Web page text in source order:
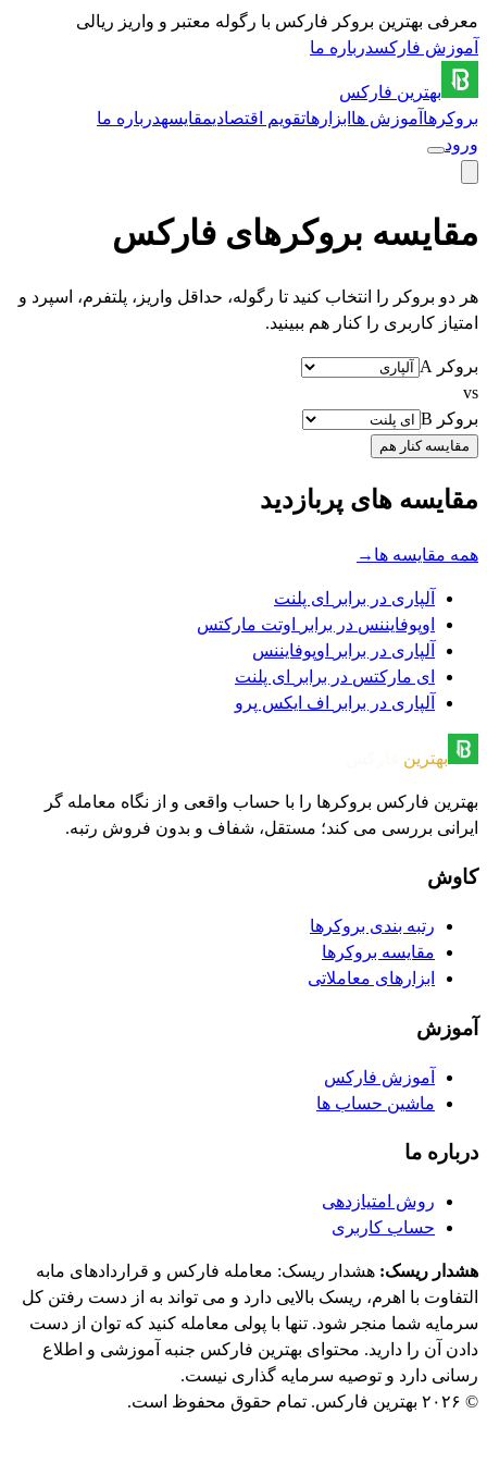
معرفی بهترین بروکر فارکس با رگوله معتبر و واریز ریالی
آموزش فارکسدرباره ما
بهترین فارکس
بروکرها آموزش ها ابزارهاتقویم اقتصادیمقایسهدرباره ما
ورود
مقایسه بروکرهای فارکس
هر دو بروکر را انتخاب کنید تا رگوله، حداقل واریز، پلتفرم، اسپرد و
امتیاز کاربری را کنار هم ببینید.
بروکر A
vs
بروکر B
مقایسه کنار هم
مقایسه های پربازدید
همه مقایسه ها →
آلپاری در برابر
ای پلنت
اوپوفایننس در برابر
اوتت مارکتس
آلپاری در برابر
اوپوفایننس
ای مارکتس در برابر
ای پلنت
آلپاری در برابر اف ایکس پرو
بهترین
بهترین فارکس بروکرها را با حساب واقعی و از نگاه معامله گر
ایرانی بررسی می کند؛ مستقل، شفاف و بدون فروش رتبه.
کاوش
رتبه بندی بروکرها
مقایسه بروکرها
ابزارهای معاملاتی
آموزش
آموزش فارکس
ماشین حساب ها
درباره ما
روش امتیازدهی
حساب کاربری
هشدار ریسک: هشدار ریسک: معامله فارکس و قراردادهای مابه
التفاوت با اهرم، ریسک بالایی دارد و می تواند به از دست رفتن کل
سرمایه شما منجر شود. تنها با پولی معامله کنید که توان از دست
دادن آن را دارید. محتوای بهترین فارکس جنبه آموزشی و اطلاع
رسانی دارد و توصیه سرمایه گذاری نیست.
© ۲۰۲۶ بهترین فارکس. تمام حقوق محفوظ است.